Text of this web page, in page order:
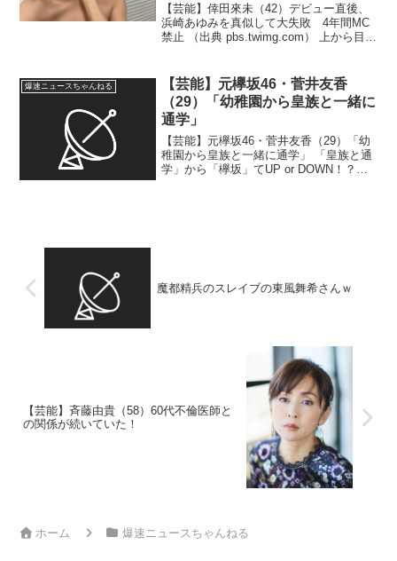
【芸能】倖田來未（42）デビュー直後、
浜崎あゆみを真似して大失敗 4年間MC
禁止 （出典 pbs.twimg.com） 上から目線
真似して大失敗 4年間MC禁止を言い...
爆速ニュースちゃんねる
【芸能】元欅坂46・菅井友香
（29）「幼稚園から皇族と一緒に
通学」
【芸能】元欅坂46・菅井友香（29）「幼
稚園から皇族と一緒に通学」 「皇族と通
学」から「欅坂」てUP or DOWN！？
魔都精兵のスレイブの東風舞希さんｗ
【芸能】斉藤由貴（58）60代不倫医師と
の関係が続いていた！
ホーム 爆速ニュースちゃんねる